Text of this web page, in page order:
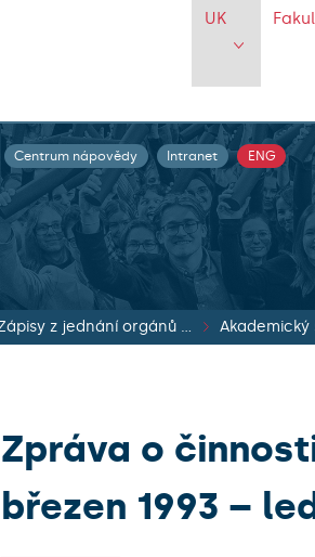
UK
Centrum nápovědy Intranet ENG
Zápisy z jednání orgánů UK Akademický
Zpráva o
březen 1993 –